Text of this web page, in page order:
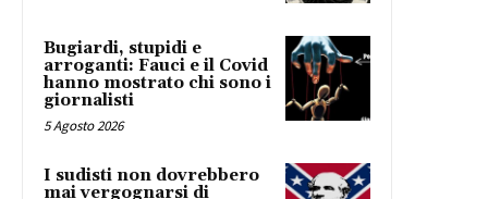
Bugiardi, stupidi e
arroganti: Fauci e il Covid
hanno mostrato chi sono i
giornalisti
5 Agosto 2026
I sudisti non dovrebbero
mai vergognarsi di